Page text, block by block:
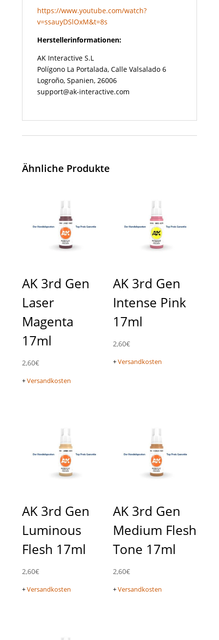
https://www.youtube.com/watch?
v=ssauyDSlOxM&t=8s
Herstellerinformationen:
AK Interactive S.L
Polígono La Portalada, Calle Valsalado 6
Logroño, Spanien, 26006
support@ak-interactive.com
Ähnliche Produkte
AK 3rd Gen
Laser
Magenta
17ml
2,60€
+Versandkosten
AK 3rd Gen
Intense Pink
17ml
2,60€
+Versandkosten
AK 3rd Gen
Luminous
Flesh 17ml
2,60€
+Versandkosten
AK 3rd Gen
Medium Flesh
Tone 17ml
2,60€
+Versandkosten